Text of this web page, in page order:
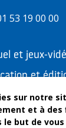
53 19 00 00
et jeux-
et
artistes-
et spectacles
sur notre
et à des
le but de